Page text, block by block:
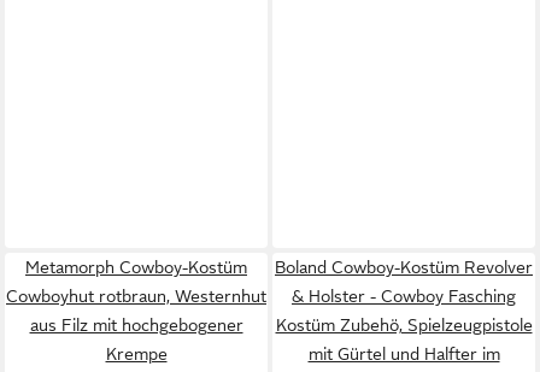
Metamorph Cowboy-Kostüm
Cowboyhut rotbraun, Westernhut
aus Filz mit hochgebogener
Krempe
Boland Cowboy-Kostüm Revolver
& Holster - Cowboy Fasching
Kostüm Zubehö, Spielzeugpistole
mit Gürtel und Halfter im